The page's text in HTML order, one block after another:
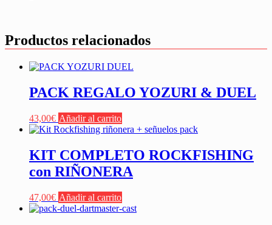
Productos relacionados
PACK REGALO YOZURI & DUEL
43,00€ Añadir al carrito
KIT COMPLETO ROCKFISHING
con RIÑONERA
47,00€ Añadir al carrito